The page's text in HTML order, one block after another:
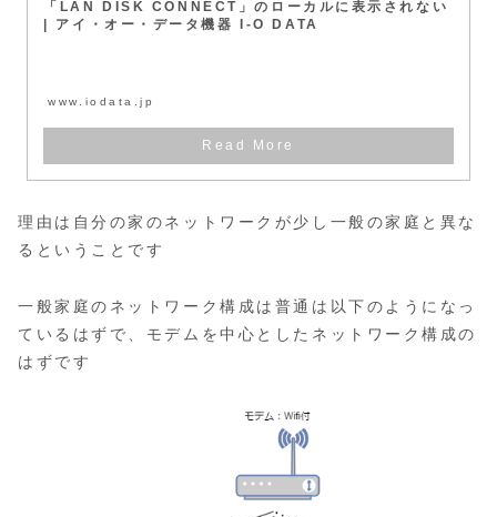
「LAN DISK CONNECT」のローカルに表示されない
| アイ・オー・データ機器 I-O DATA
www.iodata.jp
理由は自分の家のネットワークが少し一般の家庭と異な
るということです
一般家庭のネットワーク構成は普通は以下のようになっ
ているはずで、モデムを中心としたネットワーク構成の
はずです